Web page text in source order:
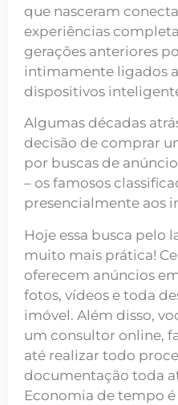
que nasceram
experiências
gerações anteriores
intimamente ligados
dispositivos
Algumas décadas
decisão de comprar
por buscas de
– os famosos
presencialmente aos
Hoje essa busca pelo
muito mais prática!
oferecem anúncios
fotos, vídeos e toda
imóvel. Além disso,
um consultor online,
até realizar todo
documentação toda
Economia de tempo